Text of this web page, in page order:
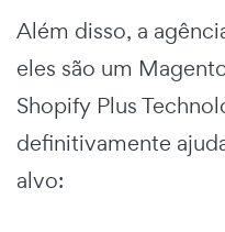
Além disso, a
eles são um
Shopify Plus
definitivamente
alvo: